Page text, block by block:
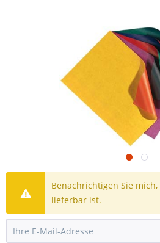
Benachrichtigen Sie
lieferbar ist.